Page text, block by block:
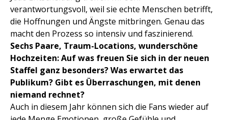
verantwortungsvoll, weil sie echte Menschen betrifft,
die Hoffnungen und Ängste mitbringen. Genau das
macht den Prozess so intensiv und faszinierend.
Sechs Paare, Traum-Locations, wunderschöne
Hochzeiten: Auf was freuen Sie sich in der neuen
Staffel ganz besonders? Was erwartet das
Publikum? Gibt es Überraschungen, mit denen
niemand rechnet?
Auch in diesem Jahr können sich die Fans wieder auf